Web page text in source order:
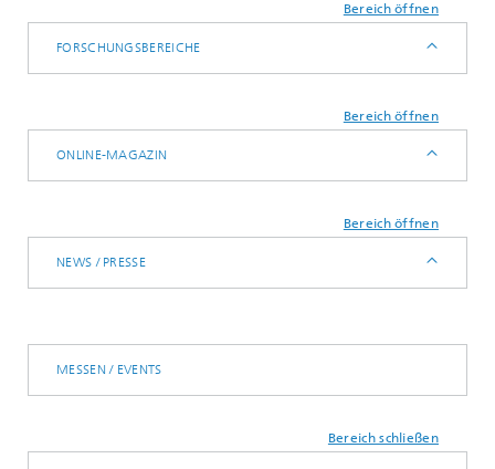
Bereich öffnen
FORSCHUNGSBEREICHE
Bereich öffnen
ONLINE-MAGAZIN
Bereich öffnen
NEWS / PRESSE
MESSEN / EVENTS
Bereich schließen